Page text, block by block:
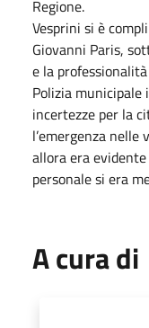
Regione.
Vesprini si è
Giovanni Paris,
e la
Polizia
incertezze per la
l’emergenza nelle
allora era
personale si era
A cura di